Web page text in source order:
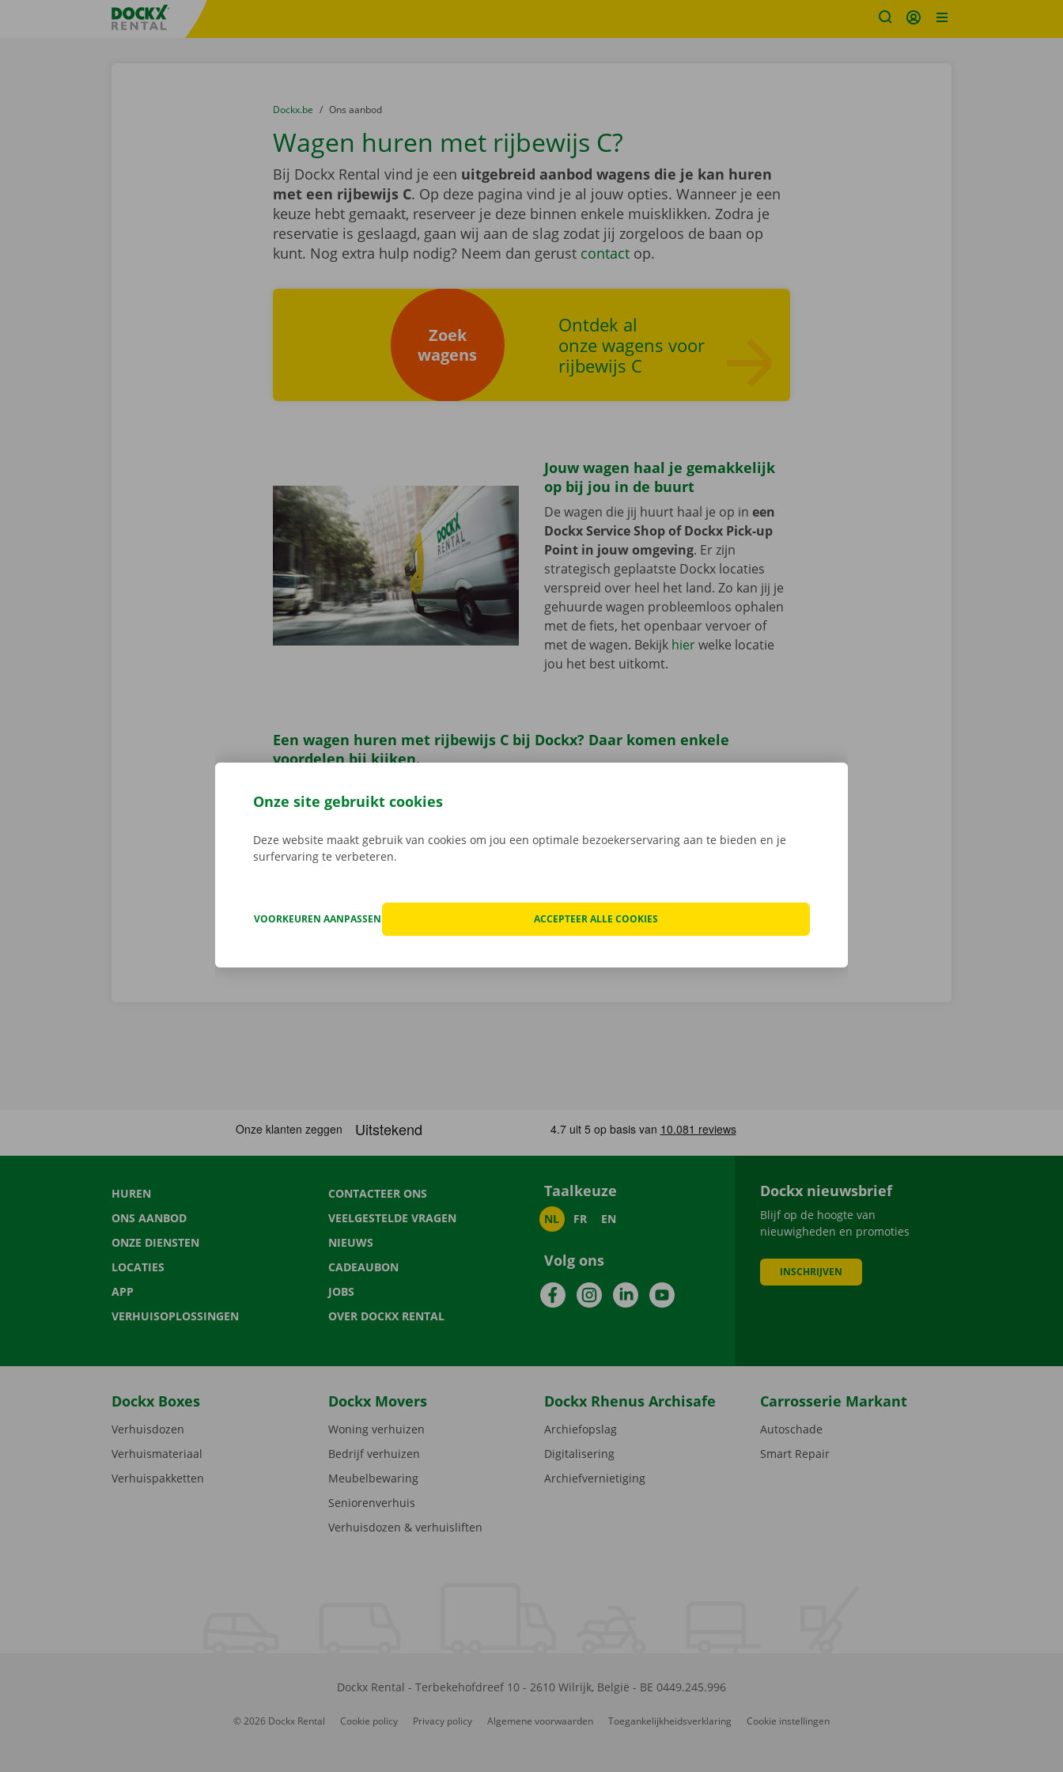
Taalselectie overslaanFratello DEMO
U bevindt zich hier:
van
Dockx.be naar
Ons aanbod
Wagen huren met rijbewijs C?
Bij Dockx Rental vind je een uitgebreid aanbod wagens die je kan huren
met een rijbewijs C. Op deze pagina vind je al jouw opties. Wanneer je een
keuze hebt gemaakt, reserveer je deze binnen enkele muisklikken. Zodra je
reservatie is geslaagd, gaan wij aan de slag zodat jij zorgeloos de baan op
kunt. Nog extra hulp nodig? Neem dan gerust contactop.
Zoek
wagens
Ontdek al
onze wagens voor
rijbewijs C
Jouw wagen haal je gemakkelijk
op bij jou in de buurt
De wagen die jij huurt haal je op in een
Dockx Service Shop of Dockx Pick-up
Point in jouw omgeving. Er zijn
strategisch geplaatste Dockx locaties
verspreid over heel het land. Zo kan jij je
gehuurde wagen probleemloos ophalen
met de fiets, het openbaar vervoer of
met de wagen. Bekijk hierwelke locatie
jou het best uitkomt.
Een wagen huren met rijbewijs C bij Dockx? Daar komen enkele
voordelen bij kijken.
transparante prijzen hebben we namelijk enkele voordelen in petto voor jou. Zo staan
beschikbaar. Ook bij schade is er nooit discussie. Dankzij onze digitale
schaderegistratie verloopt alles correct en vlot. Kom je graag meer te weten over wat
HUREN
ONS AANBOD
ONZE DIENSTEN
LOCATIES
APP
VERHUISOPLOSSINGEN
CONTACTEER ONS
VEELGESTELDE VRAGEN
NIEUWS
CADEAUBON
JOBS
OVER DOCKX RENTAL
Taalkeuze
NL FR EN
Volg ons
FacebookInstagramLinkedInYouTube
Dockx nieuwsbrief
Blijf op de hoogte van
nieuwigheden en promoties
INSCHRIJVEN
Dockx Boxes
Verhuisdozen
Verhuismateriaal
Verhuispakketten
Dockx Movers
Woning verhuizen
Bedrijf verhuizen
Meubelbewaring
Seniorenverhuis
Verhuisdozen & verhuisliften
Dockx Rhenus Archisafe
Archiefopslag
Digitalisering
Archiefvernietiging
Carrosserie Markant
Autoschade
Smart Repair
Dockx Rental - Terbekehofdreef 10- 2610 Wilrijk, België - BE 0449.245.996
© 2026 Dockx Rental Cookie policy Privacy policy Algemene voorwaarden Toegankelijkheidsverklaring Cookie instellingen
Onze site gebruikt cookies
Deze website maakt gebruik van cookies om jou een optimale bezoekerservaring aan te bieden en je
surfervaring te verbeteren.
VOORKEUREN AANPASSEN ACCEPTEER ALLE COOKIES